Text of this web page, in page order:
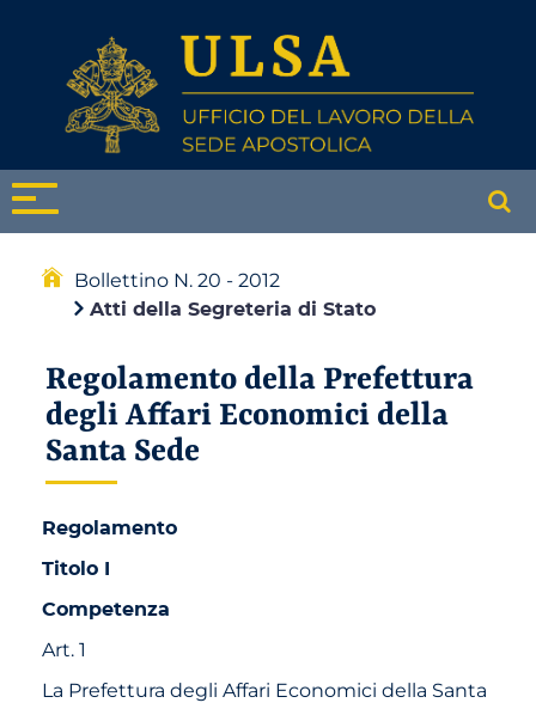
Bollettino N. 20 - 2012
Atti della Segreteria di Stato
Regolamento della Prefettura
degli Affari Economici della
Santa Sede
Regolamento
Titolo I
Competenza
Art. 1
La Prefettura degli Affari Economici della Santa